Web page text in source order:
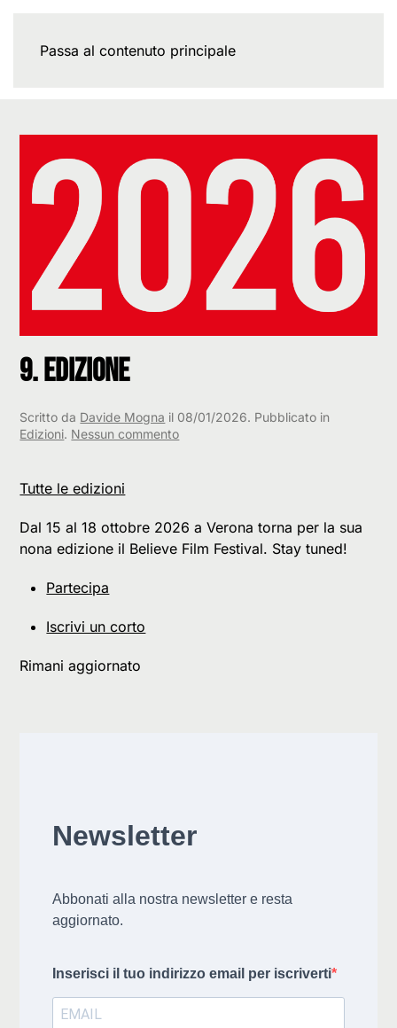
Passa al contenuto principale
9. Edizione
Scritto da Davide Mogna il 08/01/2026. Pubblicato in
Edizioni. Nessun commentosu
Tutte le edizioni
Dal 15 al 18 ottobre 2026 a Verona torna per la sua
nona edizione il Believe Film Festival. Stay tuned!
Partecipa
Iscrivi un corto
Rimani aggiornato
Newsletter
Abbonati alla nostra newsletter e resta
aggiornato.
Inserisci il tuo indirizzo email per iscriverti